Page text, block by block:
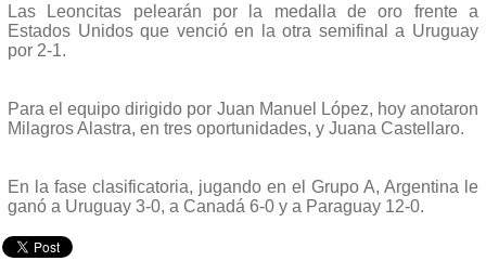
Las Leoncitas pelearán por la medalla de oro frente a
Estados Unidos que venció en la otra semifinal a Uruguay
por 2-1.
Para el equipo dirigido por Juan Manuel López, hoy anotaron
Milagros Alastra, en tres oportunidades, y Juana Castellaro.
En la fase clasificatoria, jugando en el Grupo A, Argentina le
ganó a Uruguay 3-0, a Canadá 6-0 y a Paraguay 12-0.